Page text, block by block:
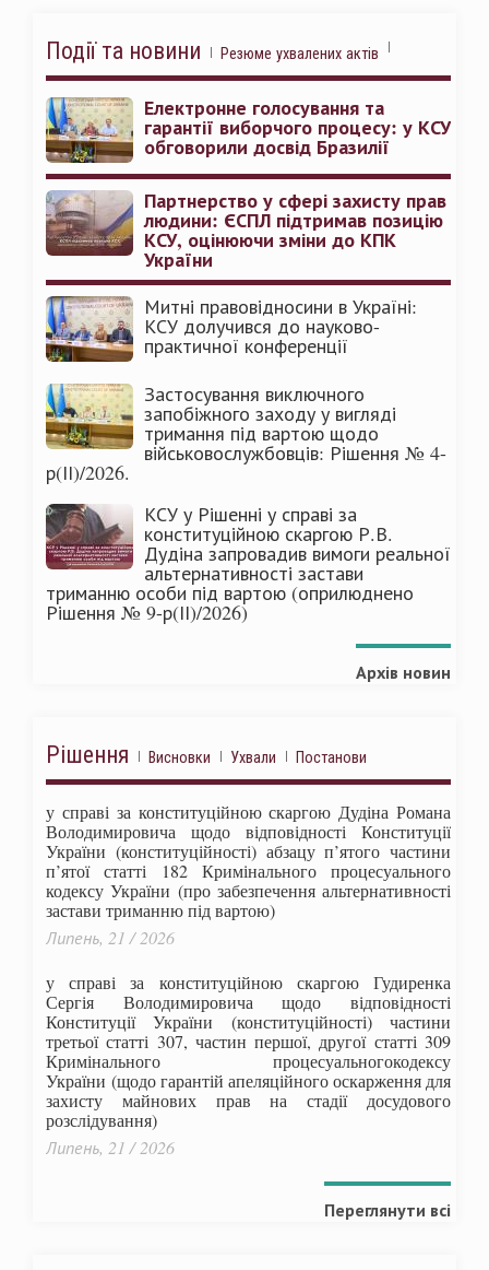
Події та новини Резюме ухвалених актів
Електронне голосування та
гарантії виборчого процесу: у КСУ
обговорили досвід Бразилії
Партнерство у сфері захисту прав
людини: ЄСПЛ підтримав позицію
КСУ, оцінюючи зміни до КПК
України
Митні правовідносини в Україні:
КСУ долучився до науково-
практичної конференції
Застосування виключного
запобіжного заходу у вигляді
тримання під вартою щодо
військовослужбовців: Рішення № 4-
р(ІІ)/2026.
КСУ у Рішенні у справі за
конституційною скаргою Р.В.
Дудіна запровадив вимоги реальної
альтернативності застави
триманню особи під вартою (оприлюднено
Рішення № 9-р(ІІ)/2026)
Архів новин
Рішення Висновки Ухвали Постанови
у справі за конституційною скаргою Дудіна Романа
Володимировича щодо відповідності Конституції
України (конституційності) абзацу п’ятого частини
п’ятої статті 182 Кримінального процесуального
кодексу України (про забезпечення альтернативності
застави триманню під вартою)
Липень, 21 / 2026
у справі за конституційною скаргою Гудиренка
Сергія Володимировича щодо відповідності
Конституції України (конституційності) частини
третьої статті 307, частин першої, другої статті 309
Кримінального процесуальногокодексу
України (щодо гарантій апеляційного оскарження для
захисту майнових прав на стадії досудового
розслідування)
Липень, 21 / 2026
Переглянути всі